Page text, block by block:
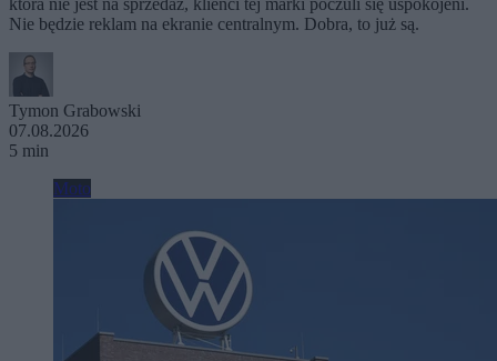
Nie będzie reklam na ekranie centralnym. Dobra, to już są.
Tymon Grabowski
07.08.2026
5 min
Moto